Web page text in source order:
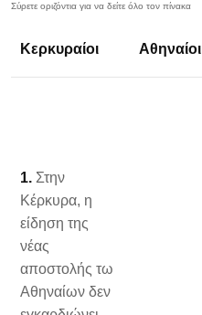
Κερκυραίοι Αθηναίοι
1. Στην
Κέρκυρα, η
είδηση της
νέας
αποστολής τω
Αθηναίων δεν